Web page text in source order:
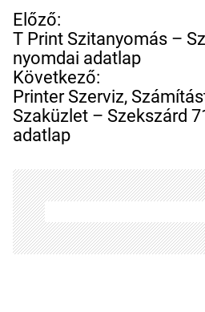
B
e
j
e
g
y
z
é
s
n
a
v
i
Előző:
T Print Szitanyomás –
nyomdai adatlap
Következő:
Printer Szerviz,
Szaküzlet – Szekszárd
adatlap